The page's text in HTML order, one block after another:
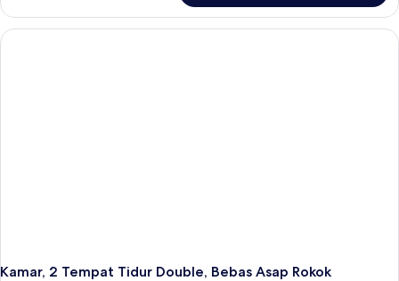
Kamar,
Tempat
Kamar, 2 Tempat Tidur Double, Bebas Asap Rokok